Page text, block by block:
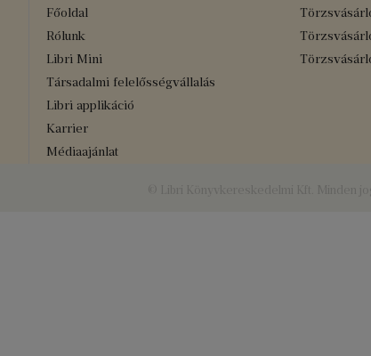
Főoldal
Rólunk
Libri Mini
Társadalmi felelősségvállalás
Libri applikáció
Karrier
Médiaajánlat